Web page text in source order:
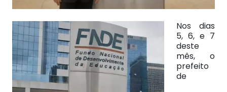
Nos dias
5, 6, e 7
deste
mês, o
prefeito
de